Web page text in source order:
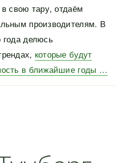
в свою тару, отдаём
производителям. В
года делюсь
которые будут
в ближайшие годы …